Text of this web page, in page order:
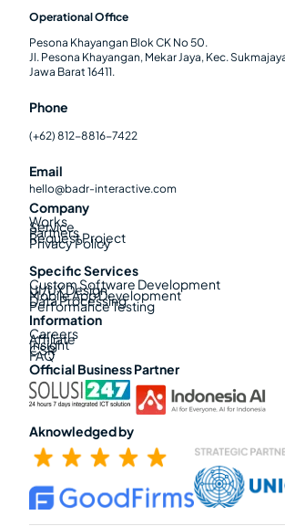
Operational Office
Pesona Khayangan Blok CK No 50.
Jl. Pesona Khayangan, Mekar Jaya, Kec.
Jawa Barat 16411.
Phone
(+62) 812-8816-7422
Email
hello@badr-interactive.com
Company
Works
Service
Partners
Request Project
Privacy Policy
Specific Services
Custom Software Development
UI/UX Design
Mobile App Development
Data Processing
Performance Testing
Information
Careers
Affiliate
Insight
CSR
FAQ
Official Business Partner
Aknowledged by